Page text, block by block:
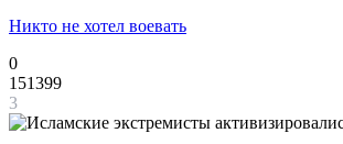
Никто не хотел воевать
0
151399
3